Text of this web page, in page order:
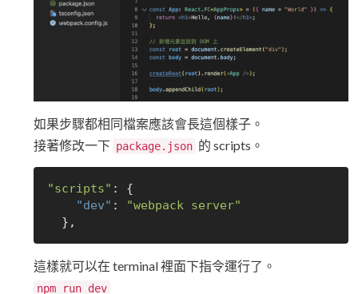
如果步驟都相同檔案應該會長這個樣子。
接著修改一下 package.json 的 scripts。
"scripts" : {
"dev" :
"webpack server"
這樣就可以在 terminal 裡面下指令運行了。
npm run dev